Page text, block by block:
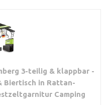
3-teilig & klappbar -
Biertisch in Rattan-
Camping